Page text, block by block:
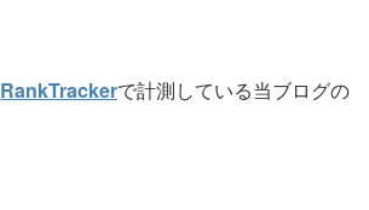
RankTrackerで計測している当ブログの